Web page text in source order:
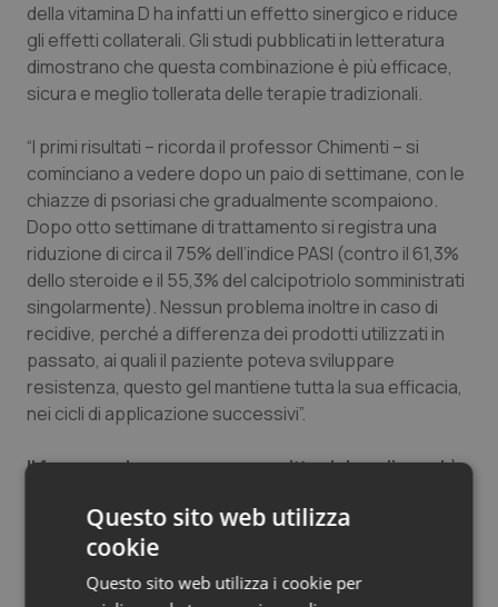
Quotidiano Pediatria
Rene & patologie urogenitali
Salute orale & impianti
Sangue & coagulazione
Tiroide
Tumore al seno
Tumore ovarico
Tumori del Polmone & Testa Collo
Ulcera & Reflusso
Vaccini
della vitamina D ha infatti un effetto sinergico e riduce
gli effetti collaterali. Gli studi pubblicati in letteratura
dimostrano che questa combinazione è più efficace,
sicura e meglio tollerata delle terapie tradizionali.
“I primi risultati – ricorda il professor Chimenti – si
cominciano a vedere dopo un paio di settimane, con le
chiazze di psoriasi che gradualmente scompaiono.
Dopo otto settimane di trattamento si registra una
riduzione di circa il 75% dell’indice PASI (contro il 61,3%
dello steroide e il 55,3% del calcipotriolo somministrati
singolarmente). Nessun problema inoltre in caso di
recidive, perché a differenza dei prodotti utilizzati in
passato, ai quali il paziente poteva sviluppare
resistenza, questo gel mantiene tutta la sua efficacia,
nei cicli di applicazione successivi”.
Il farmaco deve essere prescritto dal medico ed è
paziente. Il vero problema rimane tuttavia quello del
fai-da-te. “Molto spesso- ricorda il professor Chimenti
– questi pazienti perdono tempo con rimedi casalinghi,
ovviamente inutili, e non si recano dal dermatologo. E’
Questo sito web utilizza
cookie
Questo sito web utilizza i cookie per